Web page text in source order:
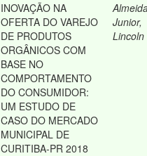
INOVAÇÃO NA
OFERTA DO VAREJO
DE PRODUTOS
ORGÂNICOS COM
BASE NO
COMPORTAMENTO
DO CONSUMIDOR:
UM ESTUDO DE
CASO DO MERCADO
MUNICIPAL DE
CURITIBA-PR 2018
Junior,
Lincoln